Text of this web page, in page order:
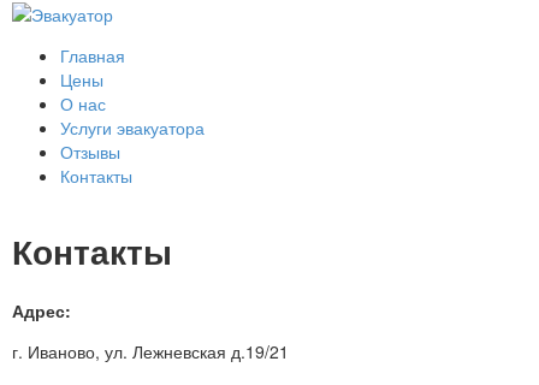
Главная
Цены
О нас
Услуги эвакуатора
Отзывы
Контакты
Контакты
Адрес:
г. Иваново, ул. Лежневская д.19/21